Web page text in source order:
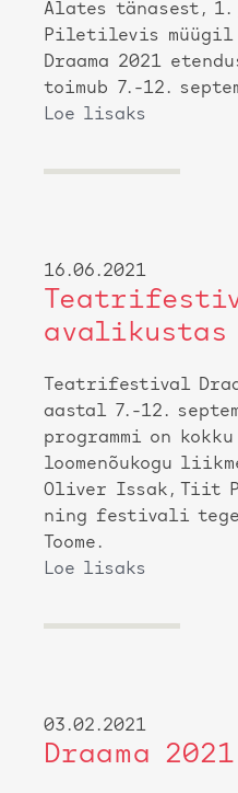
Alates tänasest,
Piletilevis
Draama 2021
toimub 7.-12.
Loe lisaks
16.06.2021
avalikustas
Teatrifestival
aastal 7.-12.
programmi on
loomenõukogu
Oliver Issak, Tiit
ning festivali
Toome.
Loe lisaks
03.02.2021
Draama 2021